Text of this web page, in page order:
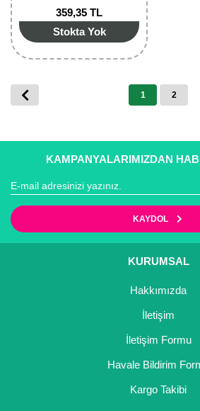
359,35 TL
Stokta Yok
1 2
KAMPANYALARIMIZDAN
KAYDOL
KURUMSAL
Hakkımızda
İletişim
İletişim Formu
Havale Bildirim
Kargo Takibi